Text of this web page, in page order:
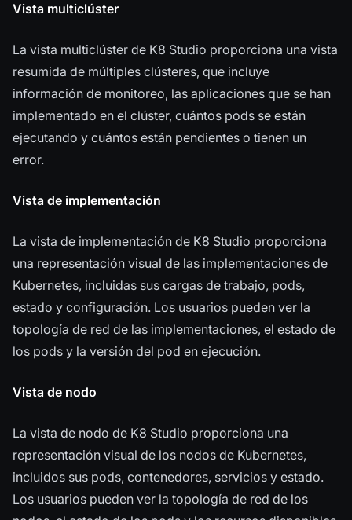
Vista multiclúster
La vista multiclúster de K8 Studio proporciona una vista
resumida de múltiples clústeres, que incluye
información de monitoreo, las aplicaciones que se han
implementado en el clúster, cuántos pods se están
ejecutando y cuántos están pendientes o tienen un
error.
Vista de implementación
La vista de implementación de K8 Studio proporciona
una representación visual de las implementaciones de
Kubernetes, incluidas sus cargas de trabajo, pods,
estado y configuración. Los usuarios pueden ver la
topología de red de las implementaciones, el estado de
los pods y la versión del pod en ejecución.
Vista de nodo
La vista de nodo de K8 Studio proporciona una
representación visual de los nodos de Kubernetes,
incluidos sus pods, contenedores, servicios y estado.
Los usuarios pueden ver la topología de red de los